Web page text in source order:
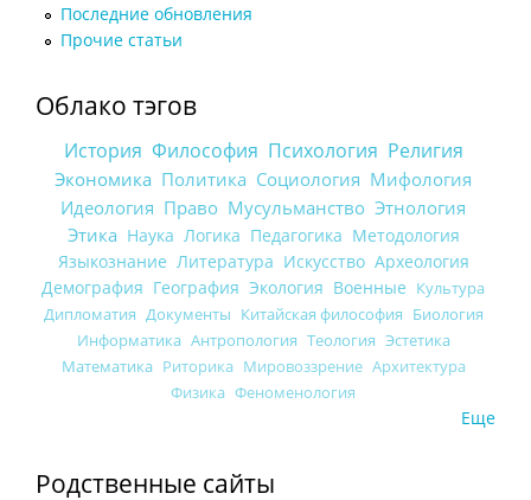
Последние обновления
Прочие статьи
Облако тэгов
История Философия Психология Религия
Экономика Политика Социология Мифология
Идеология Право Мусульманство Этнология
Этика Наука Логика Педагогика Методология
Языкознание Литература Искусство Археология
Демография География Экология Военные Культура
Дипломатия Документы Китайская философия Биология
Информатика Антропология Теология Эстетика
Математика Риторика Мировоззрение Архитектура
Физика Феноменология
Еще
Родственные сайты